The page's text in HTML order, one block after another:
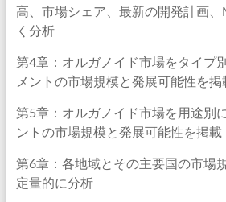
高、市場シェア、最新の開発計画
く分析
第4章：オルガノイド市場をタイプ
メントの市場規模と発展可能性を掲
第5章：オルガノイド市場を用途別
ントの市場規模と発展可能性を掲載
第6章：各地域とその主要国の市場
定量的に分析